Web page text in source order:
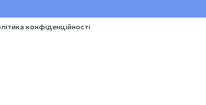
конфіденційності